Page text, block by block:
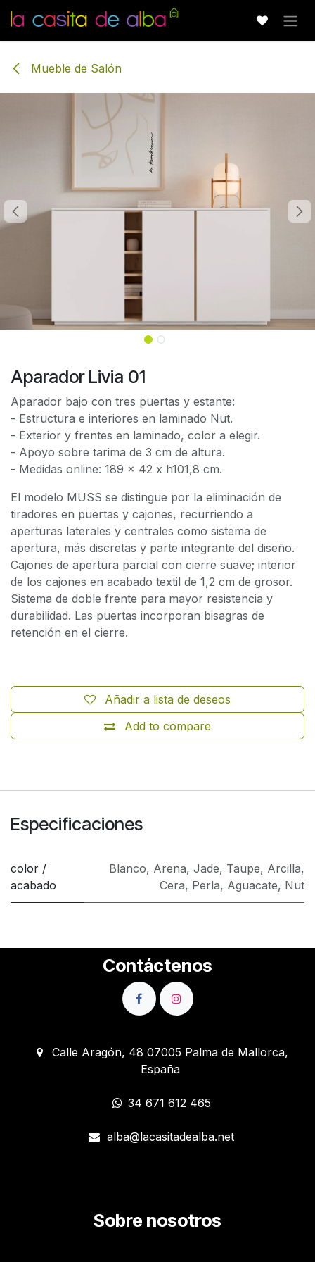
Ir al contenido
Mueble de Salón
Aparador Livia 01
Aparador bajo con tres puertas y estante:
- Estructura e interiores en laminado Nut.
- Exterior y frentes en laminado, color a elegir.
- Apoyo sobre tarima de 3 cm de altura.
- Medidas online: 189 x 42 x h101,8 cm.
El modelo MUSS se distingue por la eliminación de
tiradores en puertas y cajones, recurriendo a
aperturas laterales y centrales como sistema de
apertura, más discretas y parte integrante del diseño.
Cajones de apertura parcial con cierre suave; interior
de los cajones en acabado textil de 1,2 cm de grosor.
Sistema de doble frente para mayor resistencia y
durabilidad. Las puertas incorporan bisagras de
retención en el cierre.
Add to compare
Añadir a lista de deseos
Especificaciones
color /
acabado
Blanco, Arena, Jade, Taupe, Arcilla,
Cera, Perla, Aguacate, Nut
Contáctenos
Calle Aragón, 48 07005 Palma de Mallorca,
España
34 671 612 465
alba@lacasitadealba.net
Sobre nosotros